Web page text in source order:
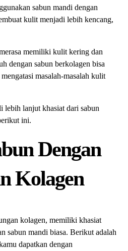
sabun mandi dengan
kulit menjadi lebih kencang,
memiliki kulit kering dan
dengan sabun berkolagen bisa
masalah-masalah kulit
lebih lanjut khasiat dari sabun
ini.
Dengan
Kolagen
kolagen, memiliki khasiat
sabun mandi biasa. Berikut adalah
dapatkan dengan